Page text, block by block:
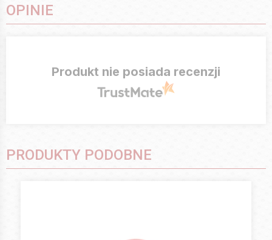
OPINIE
Produkt nie posiada recenzji
PRODUKTY PODOBNE